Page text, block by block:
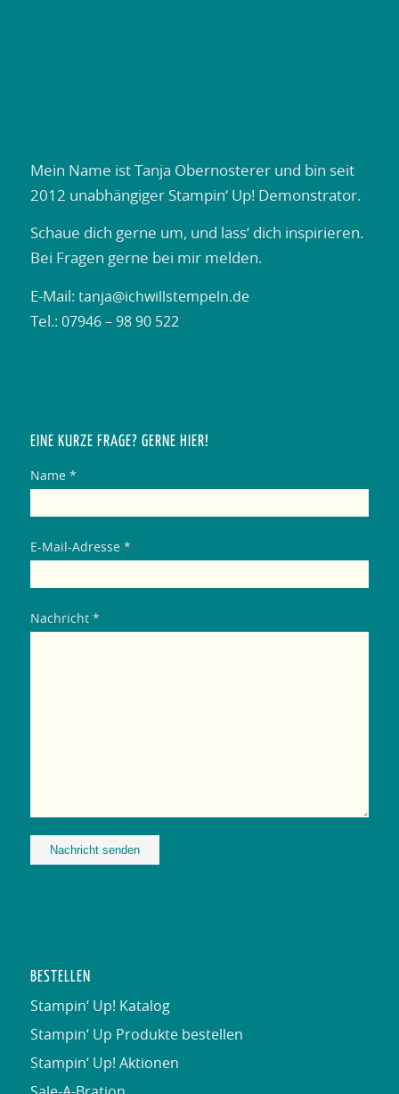
Mein Name ist Tanja Obernosterer und bin seit
2012 unabhängiger Stampin‘ Up! Demonstrator.
Schaue dich gerne um, und lass‘ dich inspirieren.
Bei Fragen gerne bei mir melden.
E-Mail: tanja@ichwillstempeln.de
Tel.: 07946 – 98 90 522
EINE KURZE FRAGE? GERNE HIER!
Name *
E-Mail-Adresse *
Nachricht *
BESTELLEN
Stampin‘ Up! Katalog
Stampin‘ Up Produkte bestellen
Stampin‘ Up! Aktionen
Sale-A-Bration